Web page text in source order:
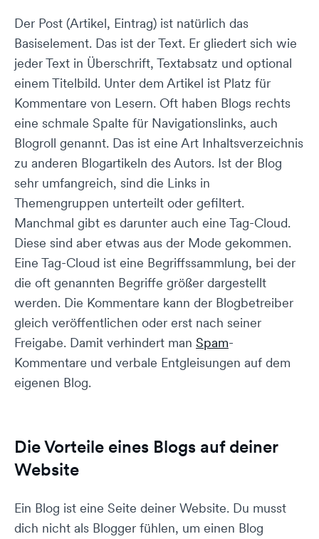
Der Post (Artikel, Eintrag) ist natürlich das
Basiselement. Das ist der Text. Er gliedert sich wie
jeder Text in Überschrift, Textabsatz und optional
einem Titelbild. Unter dem Artikel ist Platz für
Kommentare von Lesern. Oft haben Blogs rechts
eine schmale Spalte für Navigationslinks, auch
Blogroll genannt. Das ist eine Art Inhaltsverzeichnis
zu anderen Blogartikeln des Autors. Ist der Blog
sehr umfangreich, sind die Links in
Themengruppen unterteilt oder gefiltert.
Manchmal gibt es darunter auch eine Tag-Cloud.
Diese sind aber etwas aus der Mode gekommen.
Eine Tag-Cloud ist eine Begriffssammlung, bei der
die oft genannten Begriffe größer dargestellt
werden. Die Kommentare kann der Blogbetreiber
gleich veröffentlichen oder erst nach seiner
Freigabe. Damit verhindert man Spam-
Kommentare und verbale Entgleisungen auf dem
eigenen Blog.
Die Vorteile eines Blogs auf deiner
Website
Ein Blog ist eine Seite deiner Website. Du musst
dich nicht als Blogger fühlen, um einen Blog